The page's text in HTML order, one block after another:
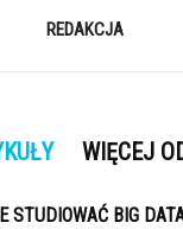
REDAKCJA
WIĘCEJ
STUDIOWAĆ BIG